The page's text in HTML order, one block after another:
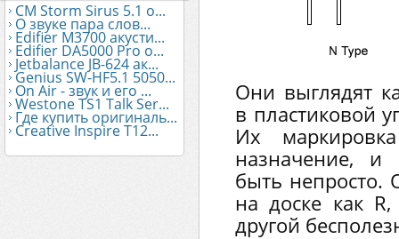
CM Storm Sirus 5.1 о...
О звуке пара слов...
Edifier М3700 акусти...
Edifier DA5000 Pro о...
Jetbalance JB-624 ак...
Genius SW-HF5.1 5050...
On Air - звук и его ...
Westone TS1 Talk Ser...
Где купить оригиналь...
Creative Inspire T12...
Они выглядят
в пластиковой
Их
назначение, и
быть непросто.
на доске как
другой